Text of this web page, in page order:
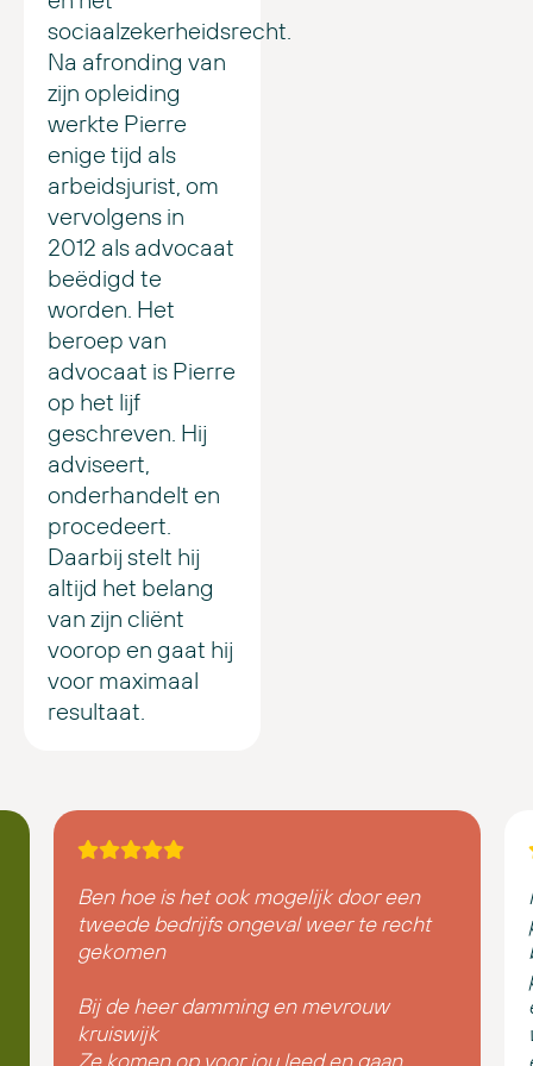
sociaalzekerheidsrecht.
Na afronding van
zijn opleiding
werkte Pierre
enige tijd als
arbeidsjurist, om
vervolgens in
2012 als advocaat
beëdigd te
worden. Het
beroep van
advocaat is Pierre
op het lijf
geschreven. Hij
adviseert,
onderhandelt en
procedeert.
Daarbij stelt hij
altijd het belang
van zijn cliënt
voorop en gaat hij
voor maximaal
resultaat.
Ben hoe is het ook mogelijk door een
tweede bedrijfs ongeval weer te recht
gekomen
Bij de heer damming en mevrouw
kruiswijk